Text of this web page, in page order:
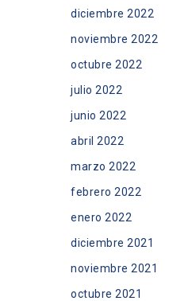
diciembre 2022
noviembre 2022
octubre 2022
julio 2022
junio 2022
abril 2022
marzo 2022
febrero 2022
enero 2022
diciembre 2021
noviembre 2021
octubre 2021